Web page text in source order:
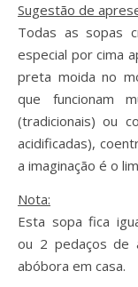
Sugestão de
Todas as sopas
especial por cima
preta moida no
que funcionam
(tradicionais) ou
acidificadas),
a imaginação é o
Nota:
Esta sopa fica
ou 2 pedaços de
abóbora em casa.